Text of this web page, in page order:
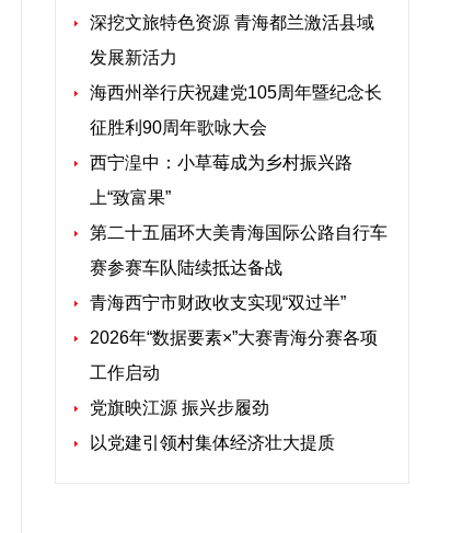
深挖文旅特色资源 青海都兰激活县域
发展新活力
海西州举行庆祝建党105周年暨纪念长
征胜利90周年歌咏大会
西宁湟中：小草莓成为乡村振兴路
上“致富果”
第二十五届环大美青海国际公路自行车
赛参赛车队陆续抵达备战
青海西宁市财政收支实现“双过半”
2026年“数据要素×”大赛青海分赛各项
工作启动
党旗映江源 振兴步履劲
以党建引领村集体经济壮大提质